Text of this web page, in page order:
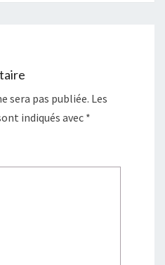
sera pas publiée. Les
indiqués avec *